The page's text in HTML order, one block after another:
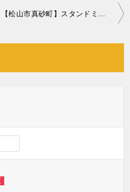
【松山市真砂町】スタンドミラー、ローテーブル、掃除機の回収・処分